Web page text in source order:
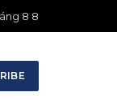
8 8